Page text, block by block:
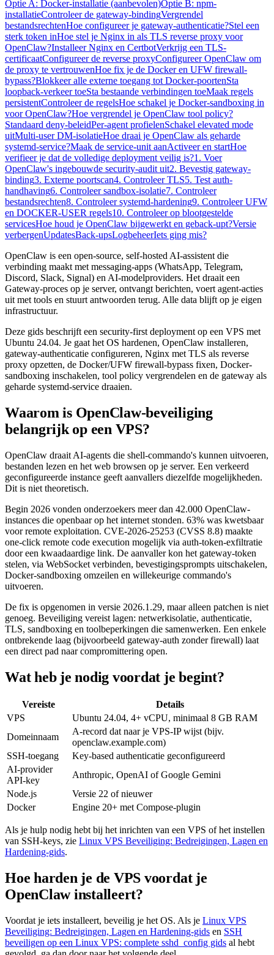
Optie A: Docker-installatie (aanbevolen)Optie B: npm-
installatieControleer de gateway-bindingVergrendel
bestandsrechtenHoe configureer je gateway-authenticatie?Stel een
sterk token inHoe stel je Nginx in als TLS reverse proxy voor
OpenClaw?Installeer Nginx en CertbotVerkrijg een TLS-
certificaatConfigureer de reverse proxyConfigureer OpenClaw om
de proxy te vertrouwenHoe fix je de Docker en UFW firewall-
bypass?Blokkeer alle externe toegang tot Docker-poortenSta
loopback-verkeer toeSta bestaande verbindingen toeMaak regels
persistentControleer de regelsHoe schakel je Docker-sandboxing in
voor OpenClaw?Hoe vergrendel je OpenClaw tool policy?
Standaard deny-beleidPer-agent profielenSchakel elevated mode
uitMulti-user DM-isolatieHoe draai je OpenClaw als geharde
systemd-service?Maak de service-unit aanActiveer en startHoe
verifieer je dat de volledige deployment veilig is?1. Voer
OpenClaw's ingebouwde security-audit uit2. Bevestig gateway-
binding3. Externe poortscan4. Controleer TLS5. Test auth-
handhaving6. Controleer sandbox-isolatie7. Controleer
bestandsrechten8. Controleer systemd-hardening9. Controleer UFW
en DOCKER-USER regels10. Controleer op blootgestelde
servicesHoe houd je OpenClaw bijgewerkt en geback-upt?Versie
verbergenUpdatesBack-upsLogbeheerIets ging mis?
OpenClaw is een open-source, self-hosted AI-assistent die
verbinding maakt met messaging-apps (WhatsApp, Telegram,
Discord, Slack, Signal) en AI-modelproviders. Het draait een
Gateway-proces op je server, ontvangt berichten, voert agent-acties
uit met tools en stuurt antwoorden terug. Alle data blijft op je eigen
infrastructuur.
Deze gids beschrijft een security-first deployment op een VPS met
Ubuntu 24.04. Je gaat het OS hardenen, OpenClaw installeren,
gateway-authenticatie configureren, Nginx met TLS als reverse
proxy opzetten, de Docker/UFW firewall-bypass fixen, Docker-
sandboxing inschakelen, tool policy vergrendelen en de gateway als
geharde systemd-service draaien.
Waarom is OpenClaw-beveiliging
belangrijk op een VPS?
OpenClaw draait AI-agents die shell-commando's kunnen uitvoeren,
bestanden lezen en het web browsen op je server. Een verkeerd
geconfigureerde instance geeft aanvallers diezelfde mogelijkheden.
Dit is niet theoretisch.
Begin 2026 vonden onderzoekers meer dan 42.000 OpenClaw-
instances die openbaar op het internet stonden. 63% was kwetsbaar
voor remote exploitation. CVE-2026-25253 (CVSS 8.8) maakte
one-click remote code execution mogelijk via auth-token-exfiltratie
door een kwaadaardige link. De aanvaller kon het gateway-token
stelen, via WebSocket verbinden, bevestigingsprompts uitschakelen,
Docker-sandboxing omzeilen en willekeurige commando's
uitvoeren.
De fix is opgenomen in versie 2026.1.29, maar alleen patchen is niet
genoeg. Beveiliging vereist lagen: netwerkisolatie, authenticatie,
TLS, sandboxing en toolbeperkingen die samenwerken. Een enkele
ontbrekende laag (bijvoorbeeld gateway-auth zonder firewall) laat
een direct pad naar compromittering open.
Wat heb je nodig voordat je begint?
Vereiste
Details
VPS
Ubuntu 24.04, 4+ vCPU, minimaal 8 GB RAM
Domeinnaam
A-record dat naar je VPS-IP wijst (bijv.
openclaw.example.com)
SSH-toegang
Key-based authenticatie geconfigureerd
AI-provider
API-key
Anthropic, OpenAI of Google Gemini
Node.js
Versie 22 of nieuwer
Docker
Engine 20+ met Compose-plugin
Als je hulp nodig hebt bij het inrichten van een VPS of het instellen
van SSH-keys, zie Linux VPS Beveiliging: Bedreigingen, Lagen en
Hardening-gids.
Hoe harden je de VPS voordat je
OpenClaw installeert?
Voordat je iets installeert, beveilig je het OS. Als je Linux VPS
Beveiliging: Bedreigingen, Lagen en Hardening-gids en SSH
beveiligen op een Linux VPS: complete sshd_config gids al hebt